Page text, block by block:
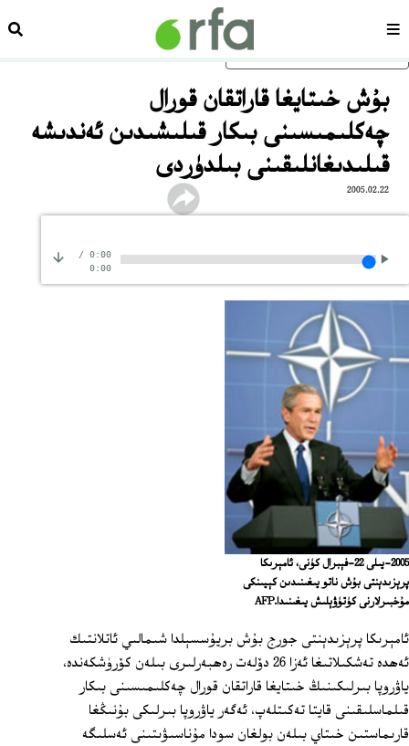
ئاساسلىق مەزمۇنغا ئاتلاڭسەھىپە
بۇش خىتايغا قاراتقان قورال
چەكلىمىسىنى بىكار قىلىشىدىن ئەندىشە
قىلىدىغانلىقىنى بىلدۈردى
2005.02.22
0:00
/
0:00
2005-يىلى 22-فېبرال كۈنى، ئامېرىكا
پرېزىدېنتى بۇش ناتو يىغىنىدىن كېيىنكى
مۇخبىرلارنى كۈتۈۋېلىش يىغىنىدا.AFP
ئامېرىكا پرېزىدېنتى جورج بۇش بريۇسسېلدا شىمالىي ئاتلانتىك
ئەھدە تەشكىلاتىغا ئەزا 26 دۆلەت رەھبەرلىرى بىلەن كۆرۈشكەندە،
ياۋروپا بىرلىكىنىڭ خىتايغا قاراتقان قورال چەكلىمىسىنى بىكار
قىلماسلىقىنى قايتا تەكىتلەپ، ئەگەر ياۋروپا بىرلىكى بۇنىڭغا
قارىماستىن خىتاي بىلەن بولغان سودا مۇناسىۋىتىنى ئەسلىگە